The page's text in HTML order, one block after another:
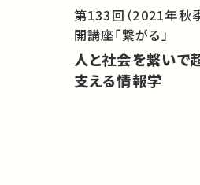
第133回（2021年秋
開講座「繋がる」
人と社会を繋いで
支える情報学